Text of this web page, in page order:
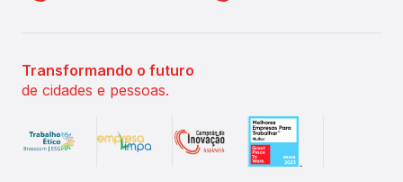
Transformando o futuro
de cidades e pessoas.